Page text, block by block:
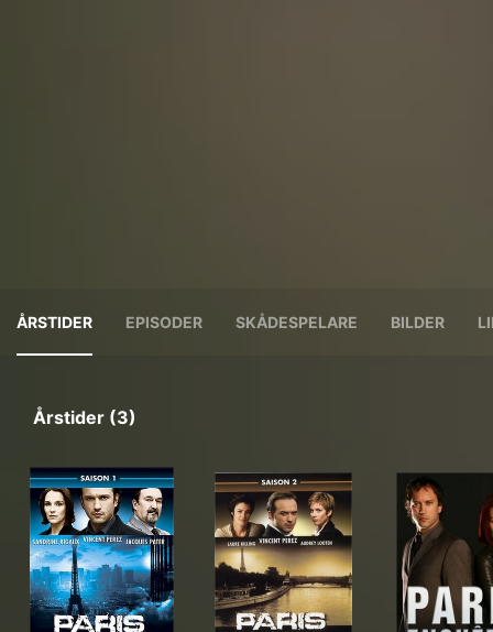
ÅRSTIDER EPISODER SKÅDESPELARE BILDER
Årstider (3)